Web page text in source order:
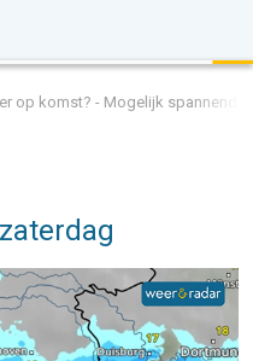
op komst? - Mogelijk spannende